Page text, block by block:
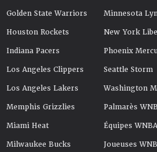
Golden State Warriors
Houston Rockets
Indiana Pacers
Los Angeles Clippers
Los Angeles Lakers
Memphis Grizzlies
Miami Heat
Milwaukee Bucks
Minnesota
New York
Phoenix
Seattle Storm
Washington
Palmarès
Équipes WNBA
Joueuses